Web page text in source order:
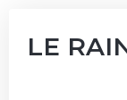
LE